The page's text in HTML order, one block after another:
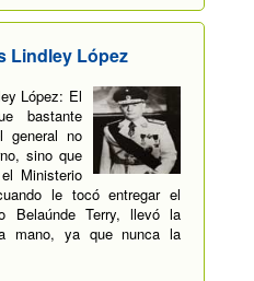
Lindley López
López: El
bastante
general no
sino que
Ministerio
le tocó entregar el
Belaúnde Terry, llevó la
mano, ya que nunca la